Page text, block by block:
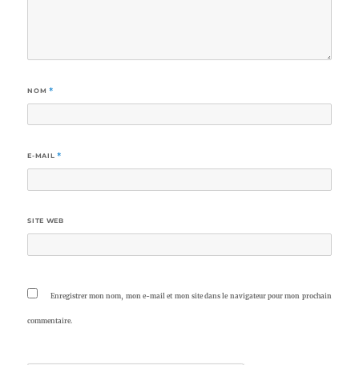
NOM *
E-MAIL *
SITE WEB
Enregistrer mon nom, mon e-mail et mon site dans le navigateur pour mon prochain
commentaire.